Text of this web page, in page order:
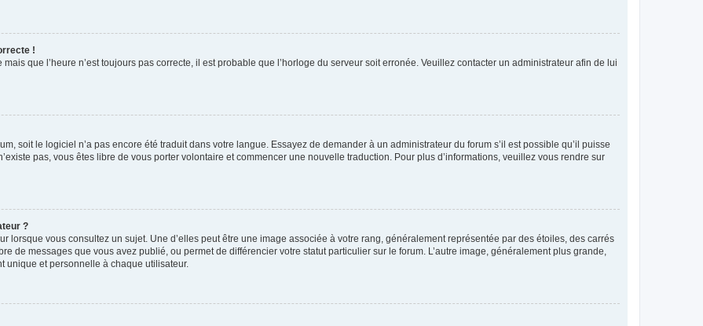
!
que l’heure n’est toujours pas correcte, il est probable que l’horloge du serveur soit erronée. Veuillez contacter un administrateur afin de lui
soit le logiciel n’a pas encore été traduit dans votre langue. Essayez de demander à un administrateur du forum s’il est possible qu’il puisse
pas, vous êtes libre de vous porter volontaire et commencer une nouvelle traduction. Pour plus d’informations, veuillez vous rendre sur
?
lorsque vous consultez un sujet. Une d’elles peut être une image associée à votre rang, généralement représentée par des étoiles, des carrés
de messages que vous avez publié, ou permet de différencier votre statut particulier sur le forum. L’autre image, généralement plus grande,
unique et personnelle à chaque utilisateur.